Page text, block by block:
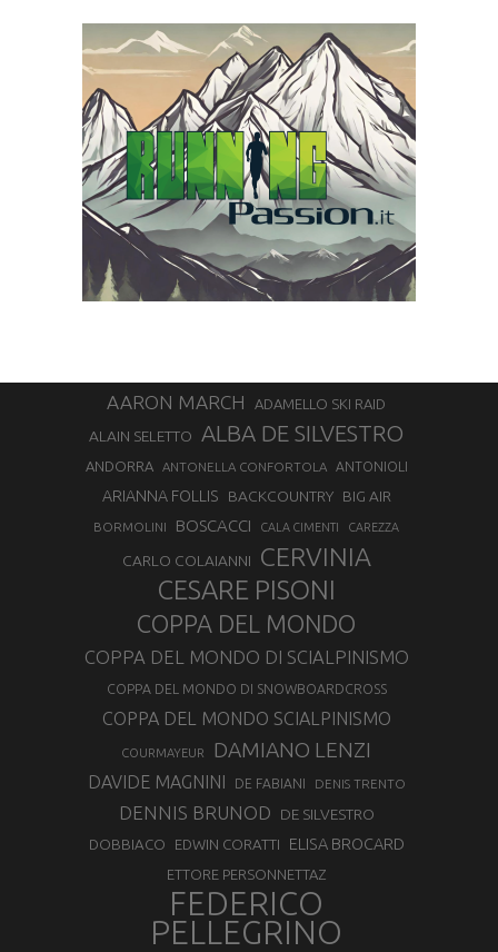
AARON MARCH ADAMELLO SKI RAID
ALAIN SELETTO ALBA DE SILVESTRO
ANDORRA ANTONELLA CONFORTOLA ANTONIOLI
ARIANNA FOLLIS BACKCOUNTRY BIG AIR
BORMOLINI BOSCACCI CALA CIMENTI CAREZZA
CARLO COLAIANNI CERVINIA
CESARE PISONI
COPPA DEL MONDO
COPPA DEL MONDO DI SCIALPINISMO
COPPA DEL MONDO DI SNOWBOARDCROSS
COPPA DEL MONDO SCIALPINISMO
COURMAYEUR DAMIANO LENZI
DAVIDE MAGNINI DE FABIANI DENIS TRENTO
DENNIS BRUNOD DE SILVESTRO
DOBBIACO EDWIN CORATTI ELISA BROCARD
ETTORE PERSONNETTAZ
FEDERICO
PELLEGRINO